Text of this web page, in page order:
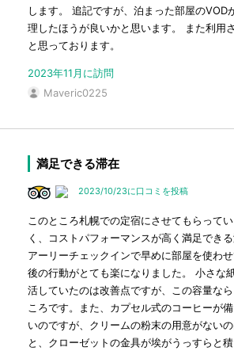
します。 追記ですが、泊まった部屋のVOD
理したほうが良いかと思います。 また利用
と思っております。
2023年11月に訪問
Maveric0225
満足できる滞在
2023/10/23に口コミを投稿
このところ札幌での定宿にさせてもらって
く、コストパフォーマンスが高く満足でき
アーリーチェックインで早めに部屋を使わ
後の行動がとても楽になりました。 小さな
活していたのは改善点ですが、この容量な
ころです。また、カプセル式のコーヒーが
いのですが、クリームの粉末の用意がない
と、クローゼットの金具が埃がうっすらと